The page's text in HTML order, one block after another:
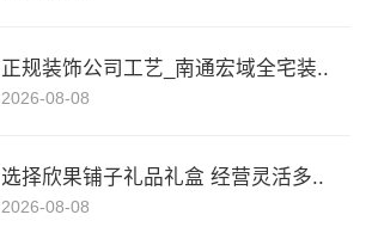
正规装饰公司工艺_南通宏域全宅装..
2026-08-08
选择欣果铺子礼品礼盒 经营灵活多..
2026-08-08